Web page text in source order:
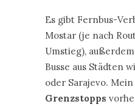
Es gibt Fernbus-
Mostar (je nach
Umstieg),
Busse aus Städten
oder Sarajevo. Mein
Grenzstopps